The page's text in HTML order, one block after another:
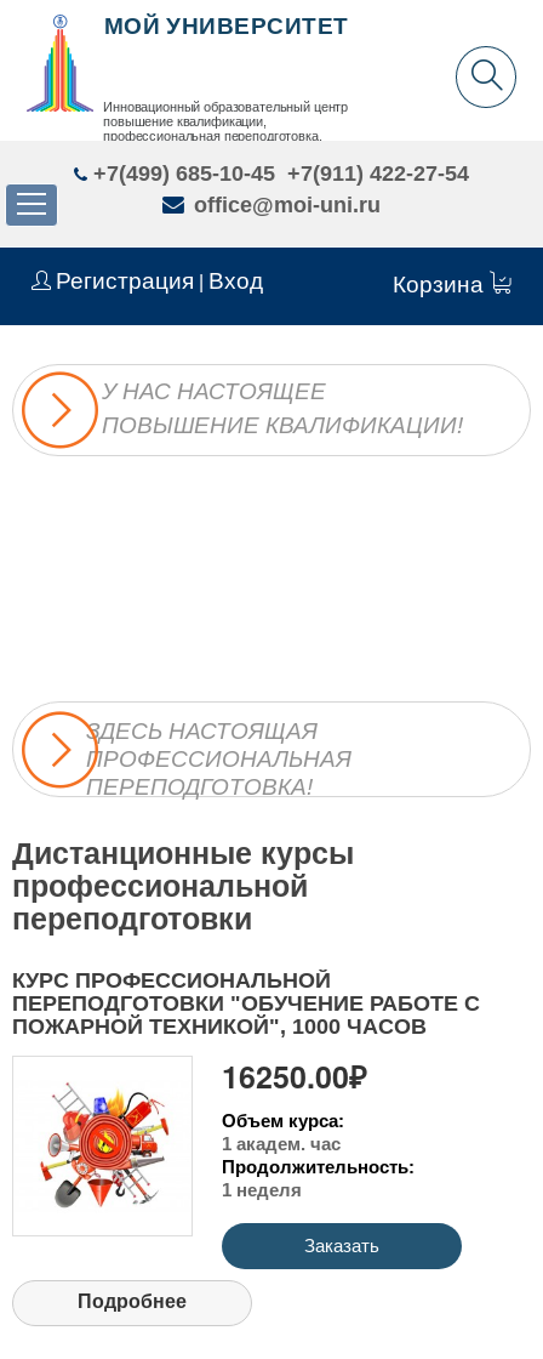
Регистрация Вход Корзина
МОЙ УНИВЕРСИТЕТ
Инновационный образовательный центр
повышение квалификации,
профессиональная переподготовка,
+7(499) 685-10-45 +7(911) 422-27-54
office@moi-uni.ru
У НАС НАСТОЯЩЕЕ
ПОВЫШЕНИЕ КВАЛИФИКАЦИИ!
ЗДЕСЬ НАСТОЯЩАЯ
ПРОФЕССИОНАЛЬНАЯ
ПЕРЕПОДГОТОВКА!
Дистанционные курсы
профессиональной
переподготовки
КУРС ПРОФЕССИОНАЛЬНОЙ
ПЕРЕПОДГОТОВКИ "ОБУЧЕНИЕ РАБОТЕ С
ПОЖАРНОЙ ТЕХНИКОЙ", 1000 ЧАСОВ
16250.00₽
Объем курса:
1 академ. час
Продолжительность:
1 неделя
Заказать
Подробнее